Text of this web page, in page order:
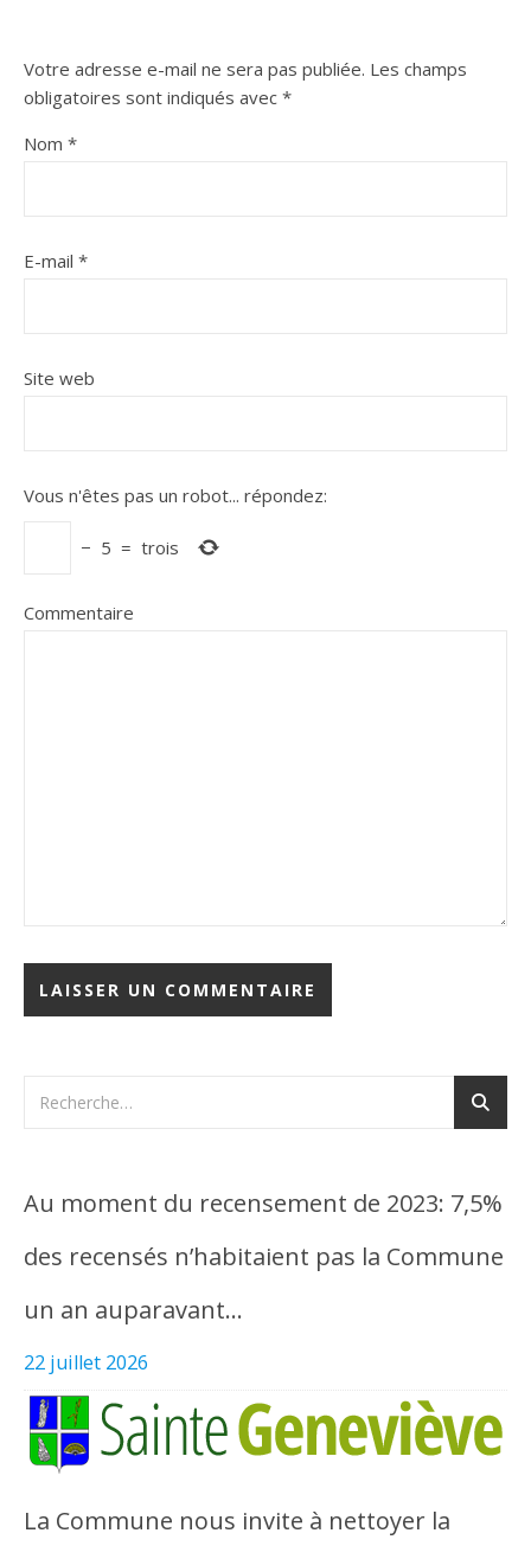
Votre adresse e-mail ne sera pas publiée. Les champs
obligatoires sont indiqués avec *
Nom *
E-mail *
Site web
Vous n'êtes pas un robot... répondez:
− 5 = trois
Commentaire
Au moment du recensement de 2023: 7,5%
des recensés n’habitaient pas la Commune
un an auparavant…
22 juillet 2026
La Commune nous invite à nettoyer la